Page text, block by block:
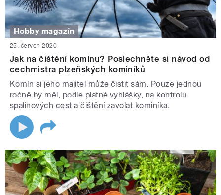
Hobby magazín
25. červen 2020
Jak na čištění komínu? Poslechněte si návod od
cechmistra plzeňských kominíků
Komín si jeho majitel může čistit sám. Pouze jednou
ročně by měl, podle platné vyhlášky, na kontrolu
spalinových cest a čištění zavolat kominíka.